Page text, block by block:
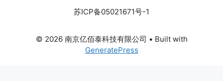
苏ICP备05021671号-1
© 2026 南京亿佰泰科技有限公司 • Built with
GeneratePress